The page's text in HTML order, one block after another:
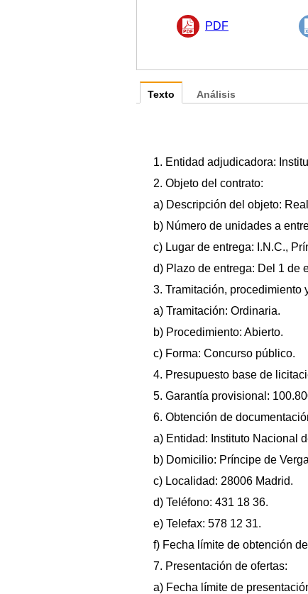
PDF
Texto
1. Entidad adjudicadora:
2. Objeto del contrato:
a) Descripción del objeto:
b) Número de unidades a
c) Lugar de entrega: I.N.C.,
d) Plazo de entrega: Del 1 de
3. Tramitación, procedimiento
a) Tramitación: Ordinaria.
b) Procedimiento: Abierto.
c) Forma: Concurso público.
4. Presupuesto base de
5. Garantía provisional:
6. Obtención de
a) Entidad: Instituto Nacional
b) Domicilio: Príncipe de
c) Localidad: 28006 Madrid.
d) Teléfono: 431 18 36.
e) Telefax: 578 12 31.
f) Fecha límite de obtención
7. Presentación de ofertas:
a) Fecha límite de
Análisis